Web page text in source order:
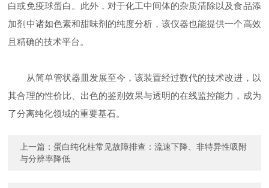
白或免疫球蛋白。此外，对于化工中间体的杂质清除以及食品添
加剂中诸如色素和甜味剂的纯度分析，该仪器也能提供一个高效
且精确的技术平台。
从简单管状器皿发展至今，该装置经过数代的技术改进，以
其合理的性价比、出色的鉴别效果与透明的在线监控能力，成为
了分离纯化领域的重要基石。
上一篇：蛋白纯化柱常见故障排查：流速下降、非特异性吸附
与分辨率降低